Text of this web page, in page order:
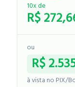
10x de
R$
ou
R$
à vista no PIX/